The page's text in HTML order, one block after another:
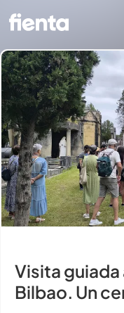
Visita
Bilbao. Un